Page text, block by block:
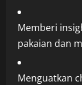
Memberi
pakaian dan
Menguatkan